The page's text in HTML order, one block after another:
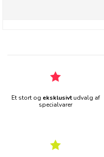
Et stort og eksklusivtudvalg af
specialvarer